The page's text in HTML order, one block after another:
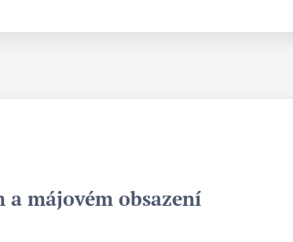
májovém obsazení